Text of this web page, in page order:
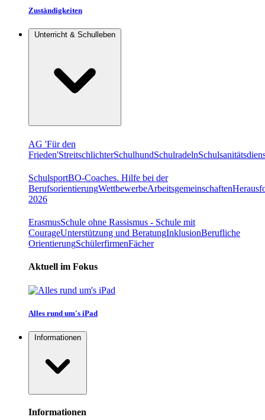
Zuständigkeiten
Unterricht & Schulleben
AG 'Für den
Frieden'StreitschlichterSchulhundSchulradeln
SchulsportBO-Coaches. Hilfe bei der
BerufsorientierungWettbewerbeArbeitsgemeinschaften
2026
ErasmusSchule ohne Rassismus - Schule mit
CourageUnterstützung und BeratungInklusionBerufliche
OrientierungSchülerfirmenFächer
Aktuell im Fokus
Alles rund um's iPad
Informationen
Informationen